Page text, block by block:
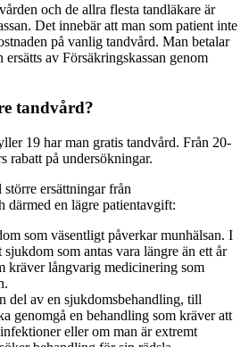
och de allra flesta tandläkare är
Det innebär att man som patient inte
på vanlig tandvård. Man betalar
av Försäkringskassan genom
tandvård?
19 har man gratis tandvård. Från 20-
rabatt på undersökningar.
ersättningar från
därmed en lägre patientavgift:
som väsentligt påverkar munhälsan. I
som antas vara längre än ett år
kräver långvarig medicinering som
del av en sjukdomsbehandling, till
genomgå en behandling som kräver att
eller om man är extremt